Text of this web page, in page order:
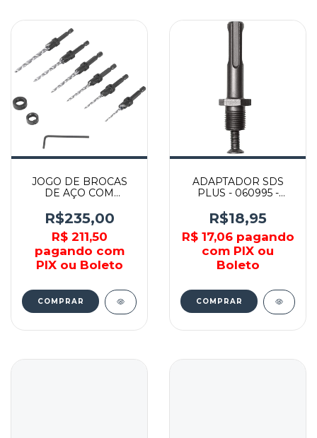
JOGO DE BROCAS
DE AÇO COM
3599764140 -
VONDER
R$235,00
R$ 211,50
pagando com
PIX ou Boleto
COMPRAR
ADAPTADOR SDS
PLUS - 060995 -
R$18,95
R$ 17,06pagando
com PIX ou
Boleto
COMPRAR